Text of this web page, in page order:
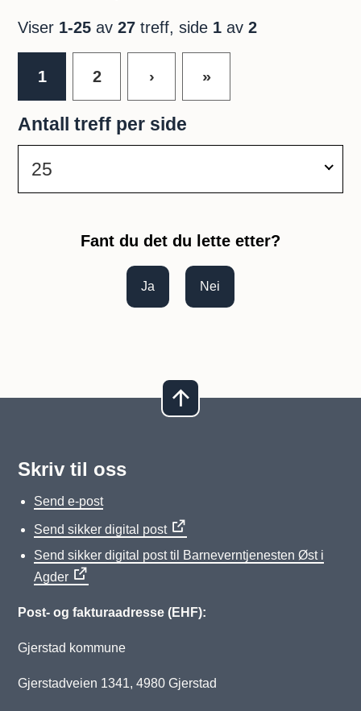
n
k
t
Viser 1-25 av27 treff, side 1 av2
1 2 › »
Antall treff per side
25
Fant du det du lette etter?
Ja Nei
Skriv til oss
Send e-post
Send sikker digital post
Send sikker digital post til Barneverntjenesten Øst i
Agder
Post- og fakturaadresse (EHF):
Gjerstad kommune
Gjerstadveien 1341, 4980 Gjerstad